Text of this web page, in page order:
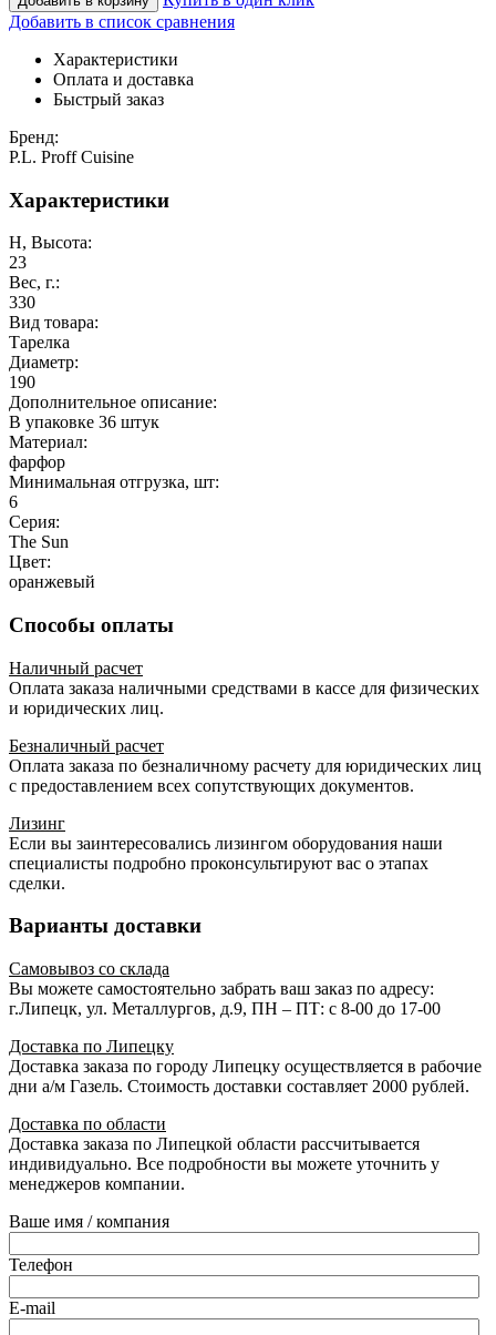
Добавить в список сравнения
Характеристики
Оплата и доставка
Быстрый заказ
Бренд:
P.L. Proff Cuisine
Характеристики
H, Высота:
23
Вес, г.:
330
Вид товара:
Тарелка
Диаметр:
190
Дополнительное описание:
В упаковке 36 штук
Материал:
фарфор
Минимальная отгрузка, шт:
6
Серия:
The Sun
Цвет:
оранжевый
Способы оплаты
Наличный расчет
Оплата заказа наличными средствами в кассе для физических
и юридических лиц.
Безналичный расчет
Оплата заказа по безналичному расчету для юридических лиц
с предоставлением всех сопутствующих документов.
Лизинг
Если вы заинтересовались лизингом оборудования наши
специалисты подробно проконсультируют вас о этапах
сделки.
Варианты доставки
Самовывоз со склада
Вы можете самостоятельно забрать ваш заказ по адресу:
г.Липецк, ул. Металлургов, д.9, ПН – ПТ: с 8-00 до 17-00
Доставка по Липецку
Доставка заказа по городу Липецку осуществляется в рабочие
дни а/м Газель. Стоимость доставки составляет 2000 рублей.
Доставка по области
Доставка заказа по Липецкой области рассчитывается
индивидуально. Все подробности вы можете уточнить у
менеджеров компании.
Ваше имя / компания
Телефон
E-mail